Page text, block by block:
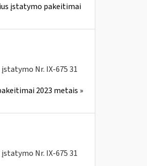
įstatymo pakeitimai
Nr. IX-675 31
2023 metais »
Nr. IX-675 31